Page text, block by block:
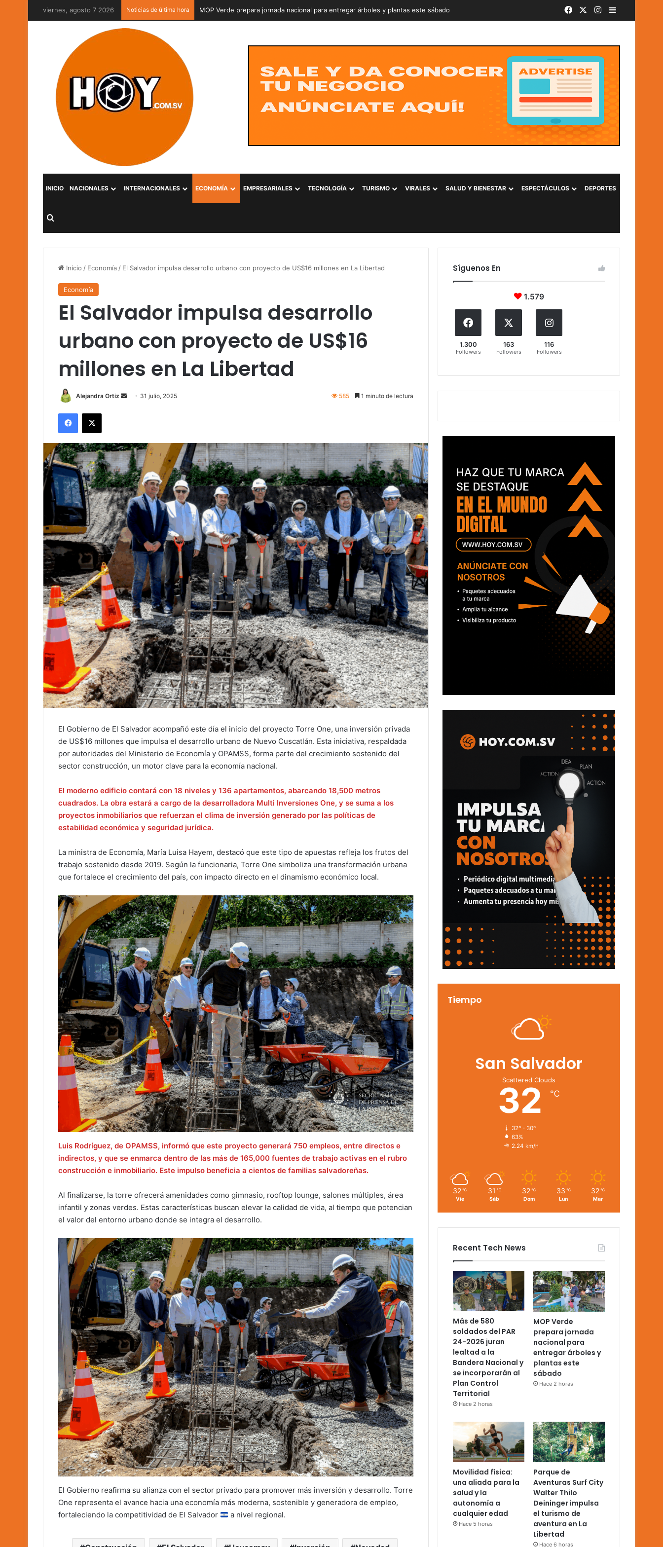
viernes, agosto 7 2026 Noticias de última hora MOP Verde prepara jornada nacional para entregar árboles y plantas este sábado FacebookInstagram
Barra lateral
INICIO NACIONALES INTERNACIONALES ECONOMÍA EMPRESARIALES TECNOLOGÍA TURISMO VIRALES SALUD Y BIENESTAR ESPECTÁCULOS DEPORTES
Buscar por
Inicio / Economía / El Salvador impulsa desarrollo urbano con proyecto de US$16 millones en La Libertad
Economía
El Salvador impulsa desarrollo
urbano con proyecto de US$16
millones en La Libertad
Alejandra Ortiz
Send 31 julio, 2025 585 1 minuto de lectura
Facebook
X
El Gobierno de El Salvador acompañó este día el inicio del proyecto Torre One, una inversión privada
de US$16 millones que impulsa el desarrollo urbano de Nuevo Cuscatlán. Esta iniciativa, respaldada
por autoridades del Ministerio de Economía y OPAMSS, forma parte del crecimiento sostenido del
sector construcción, un motor clave para la economía nacional.
El moderno edificio contará con 18 niveles y 136 apartamentos, abarcando 18,500 metros
cuadrados. La obra estará a cargo de la desarrolladora Multi Inversiones One, y se suma a los
proyectos inmobiliarios que refuerzan el clima de inversión generado por las políticas de
estabilidad económica y seguridad jurídica.
La ministra de Economía, María Luisa Hayem, destacó que este tipo de apuestas refleja los frutos del
trabajo sostenido desde 2019. Según la funcionaria, Torre One simboliza una transformación urbana
que fortalece el crecimiento del país, con impacto directo en el dinamismo económico local.
Luis Rodríguez, de OPAMSS, informó que este proyecto generará 750 empleos, entre directos e
indirectos, y que se enmarca dentro de las más de 165,000 fuentes de trabajo activas en el rubro
construcción e inmobiliario. Este impulso beneficia a cientos de familias salvadoreñas.
Al finalizarse, la torre ofrecerá amenidades como gimnasio, rooftop lounge, salones múltiples, área
infantil y zonas verdes. Estas características buscan elevar la calidad de vida, al tiempo que potencian
el valor del entorno urbano donde se integra el desarrollo.
El Gobierno reafirma su alianza con el sector privado para promover más inversión y desarrollo. Torre
One representa el avance hacia una economía más moderna, sostenible y generadora de empleo,
fortaleciendo la competitividad de El Salvador
a nivel regional.
Síguenos En
1.579
1.300
Followers
163
Followers
116
Followers
Tiempo
San Salvador
Scattered Clouds
32 ℃
32º - 30º
63%
2.24 km/h
32 ℃
Vie
31 ℃
Sáb
32 ℃
Dom
33 ℃
Lun
32 ℃
Mar
Recent Tech News
Más de 580
soldados del PAR
24-2026 juran
lealtad a la
Bandera Nacional y
se incorporarán al
Plan Control
Territorial
Hace 2 horas
MOP Verde
prepara jornada
nacional para
entregar árboles y
plantas este
sábado
Hace 2 horas
Movilidad física:
una aliada para la
salud y la
autonomía a
cualquier edad
Hace 5 horas
Parque de
Aventuras Surf City
Walter Thilo
Deininger impulsa
el turismo de
aventura en La
Libertad
Hace 6 horas